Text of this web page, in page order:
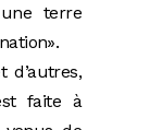
terre
d’autres,
faite à